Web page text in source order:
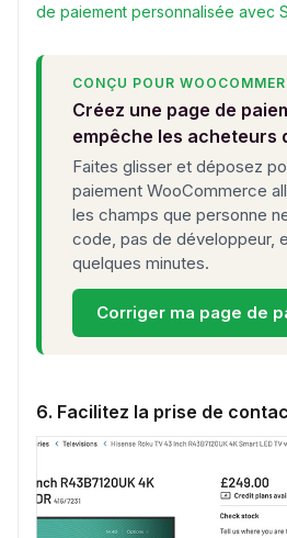
de paiement personnalisée avec
CONÇU POUR
Créez une page de
empêche les acheteurs
Faites glisser et déposez
paiement WooCommerce
les champs que personne
code, pas de développeur,
quelques minutes.
Corriger ma page de
6. Facilitez la prise de